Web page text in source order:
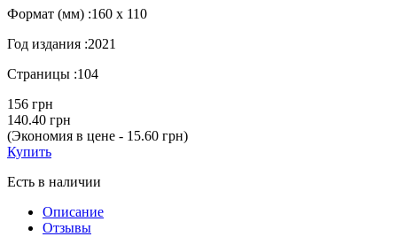
Формат (мм) :160 х 110
Год издания :2021
Страницы :104
156 грн
140.40 грн
(Экономия в цене - 15.60 грн)
Купить
Есть в наличии
Описание
Отзывы